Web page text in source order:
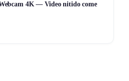
4K — Video nitido come